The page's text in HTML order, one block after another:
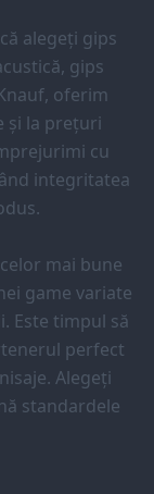
alegeți gips
gips
oferim
și la prețuri
cu
integritatea
mai bune
game variate
Este timpul să
perfect
Alegeți
standardele